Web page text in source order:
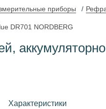
приборы
DR701 NORDBERG
Характеристики